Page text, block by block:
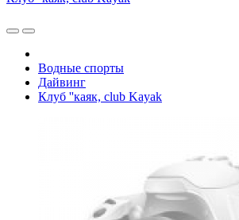
Водные спорты
Дайвинг
Клуб ''каяк, club Kayak